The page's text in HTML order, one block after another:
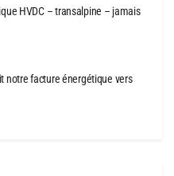
HVDC – transalpine – jamais
notre facture énergétique vers